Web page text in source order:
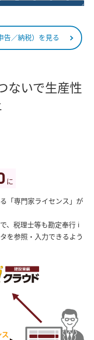
告／納税）を見る
ないで生産性
に
「専門家ライセンス」が
、税理士等も勘定奉行 i
を参照・入力できるよう